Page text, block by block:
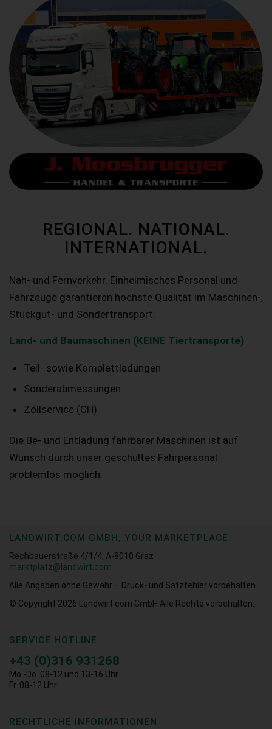
REGIONAL. NATIONAL.
INTERNATIONAL.
Nah- und Fernverkehr. Einheimisches Personal und
Fahrzeuge garantieren höchste Qualität im Maschinen-,
Stückgut- und Sondertransport.
Land- und Baumaschinen (KEINE Tiertransporte)
Teil- sowie Komplettladungen
Sonderabmessungen
Zollservice (CH)
Die Be- und Entladung fahrbarer Maschinen ist auf
Wunsch durch unser geschultes Fahrpersonal
problemlos möglich.
LANDWIRT.COM GMBH, YOUR MARKETPLACE
Rechbauerstraße 4/1/4, A-8010 Graz
marktplatz@landwirt.com
Alle Angaben ohne Gewähr – Druck- und Satzfehler vorbehalten.
© Copyright 2026
Landwirt.com GmbH Alle Rechte vorbehalten.
SERVICE HOTLINE
+43 (0)316 931268
Mo.-Do. 08-12 und 13-16 Uhr
Fr. 08-12 Uhr
RECHTLICHE INFORMATIONEN